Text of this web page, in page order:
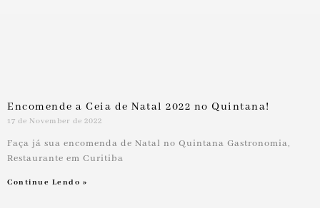
Encomende a Ceia de Natal 2022 no Quintana!
17 de November de 2022
Faça já sua encomenda de Natal no Quintana Gastronomia,
Restaurante em Curitiba
Continue Lendo »